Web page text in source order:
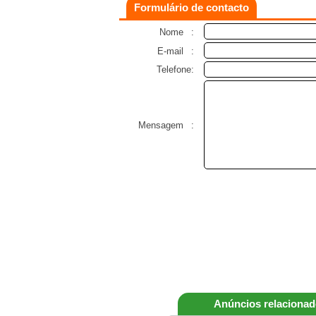
Formulário de contacto
Nome
:
E-mail
:
Telefone:
Mensagem :
Anúncios